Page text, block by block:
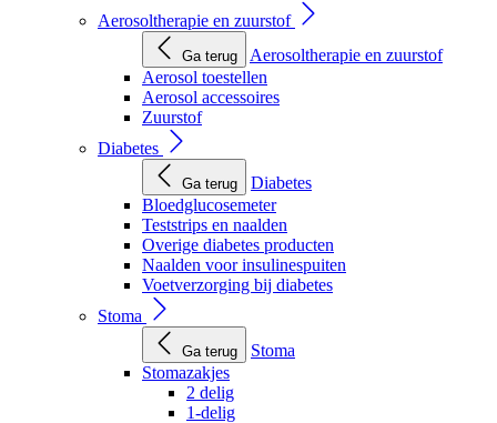
Aerosoltherapie en zuurstof
Ga terug
Aerosoltherapie en zuurstof
Aerosol toestellen
Aerosol accessoires
Zuurstof
Diabetes
Ga terug
Diabetes
Bloedglucosemeter
Teststrips en naalden
Overige diabetes producten
Naalden voor insulinespuiten
Voetverzorging bij diabetes
Stoma
Ga terug
Stoma
Stomazakjes
2 delig
1-delig